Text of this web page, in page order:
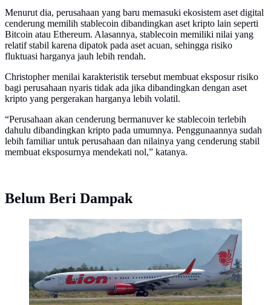
Menurut dia, perusahaan yang baru memasuki ekosistem aset digital
cenderung memilih stablecoin dibandingkan aset kripto lain seperti
Bitcoin atau Ethereum. Alasannya, stablecoin memiliki nilai yang
relatif stabil karena dipatok pada aset acuan, sehingga risiko
fluktuasi harganya jauh lebih rendah.
Christopher menilai karakteristik tersebut membuat eksposur risiko
bagi perusahaan nyaris tidak ada jika dibandingkan dengan aset
kripto yang pergerakan harganya lebih volatil.
“Perusahaan akan cenderung bermanuver ke stablecoin terlebih
dahulu dibandingkan kripto pada umumnya. Penggunaannya sudah
lebih familiar untuk perusahaan dan nilainya yang cenderung stabil
membuat eksposurnya mendekati nol,” katanya.
Belum Beri Dampak
Ilustrasi Pesawat Lion Air (Adek BERRY / AFP)